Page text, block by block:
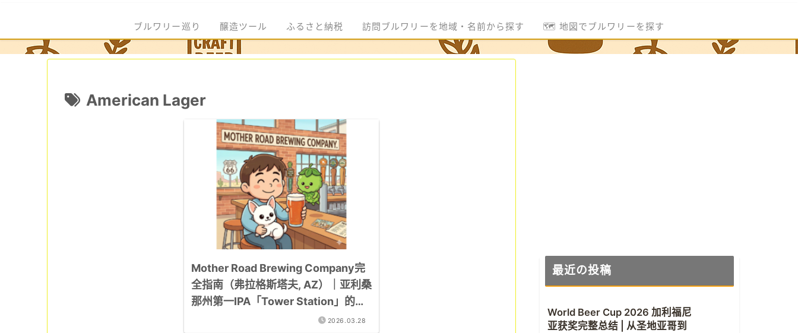
ブルワリー巡り 醸造ツール ふるさと納税 訪問ブルワリーを地域・名前から探す 🗺️ 地図でブルワリーを探す
American Lager
Mother Road Brewing Company完
全指南（弗拉格斯塔夫, AZ）｜亚利桑
那州第一IPA「Tower Station」的一
2026.03.28
最近の投稿
World Beer Cup 2026 加利福尼
亚获奖完整总结 | 从圣地亚哥到